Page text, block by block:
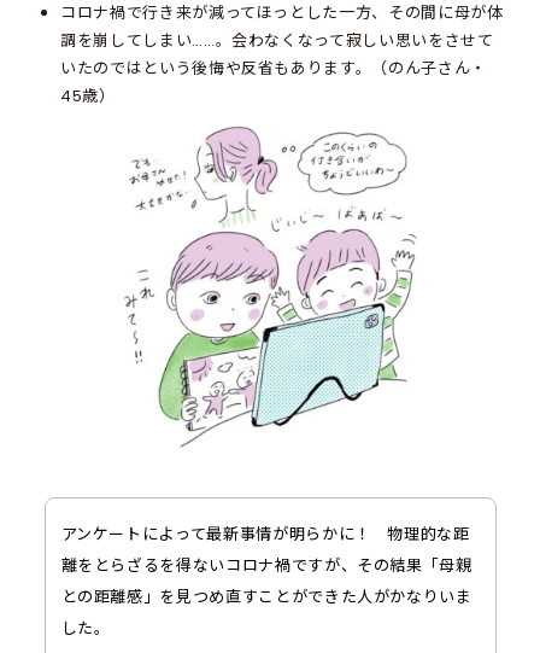
コロナ禍で行き来が減ってほっとした一方、その間に母が体
調を崩してしまい……。会わなくなって寂しい思いをさせて
いたのではという後悔や反省もあります。（のん子さん・
45歳）
アンケートによって最新事情が明らかに！ 物理的な距
離をとらざるを得ないコロナ禍ですが、その結果「母親
との距離感」を見つめ直すことができた人がかなりいま
した。